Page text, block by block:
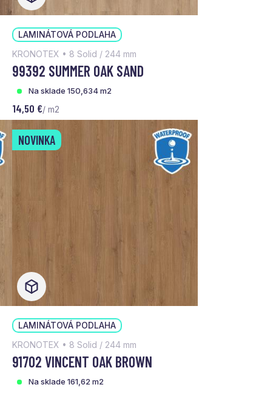
LAMINÁTOVÁ PODLAHA
KRONOTEX • 8 Solid / 244 mm
99392 SUMMER OAK SAND
Na sklade 150,634 m2
14,50 €/ m2
NOVINKA
LAMINÁTOVÁ PODLAHA
KRONOTEX • 8 Solid / 244 mm
91702 VINCENT OAK BROWN
Na sklade 161,62 m2